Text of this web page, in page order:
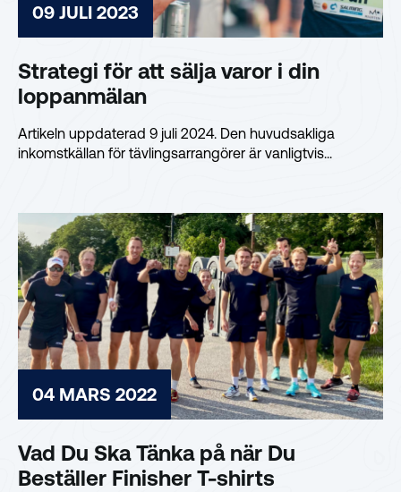
09 JULI 2023
Strategi för att sälja varor i din
loppanmälan
Artikeln uppdaterad 9 juli 2024. Den huvudsakliga
inkomstkällan för tävlingsarrangörer är vanligtvis...
04 MARS 2022
Vad Du Ska Tänka på när Du
Beställer Finisher T-shirts